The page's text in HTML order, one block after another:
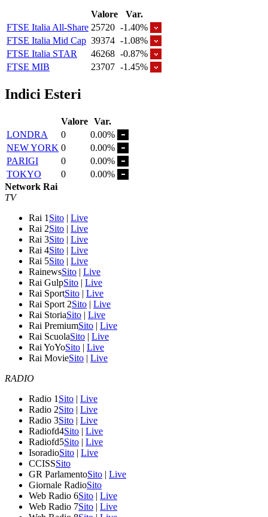
Valore
Var.
FTSE Italia All-Share 25720 -1.40%
FTSE Italia Mid Cap 39374 -1.08%
FTSE Italia STAR
46268 -0.87%
FTSE MIB
23707 -1.45%
Indici Esteri
Valore Var.
LONDRA
0
0.00%
NEW YORK 0
0.00%
PARIGI
0
0.00%
TOKYO
0
0.00%
Network Rai
TV
Rai 1 Sito | Live
Rai 2Sito | Live
Rai 3Sito | Live
Rai 4Sito | Live
Rai 5Sito | Live
RainewsSito | Live
Rai GulpSito | Live
Rai SportSito | Live
Rai Sport 2Sito | Live
Rai StoriaSito | Live
Rai PremiumSito | Live
Rai ScuolaSito | Live
Rai YoYoSito | Live
Rai MovieSito | Live
RADIO
Radio 1 Sito | Live
Radio 2Sito | Live
Radio 3Sito | Live
Radiofd4Sito | Live
Radiofd5Sito | Live
IsoradioSito | Live
CCISSSito
GR ParlamentoSito | Live
Giornale RadioSito
Web Radio 6Sito | Live
Web Radio 7Sito | Live